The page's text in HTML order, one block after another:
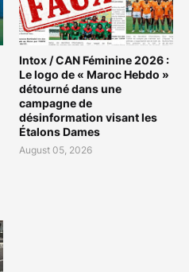
Intox / CAN Féminine 2026 :
Le logo de « Maroc Hebdo »
détourné dans une
campagne de
désinformation visant les
Étalons Dames
August 05, 2026